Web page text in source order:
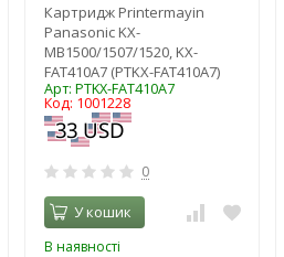
Картридж Printermayin
Panasonic KX-
MB1500/1507/1520, KX-
FAT410A7 (PTKX-FAT410A7)
Арт: PTKX-FAT410A7
Код: 1001228
0
У кошик
В наявності